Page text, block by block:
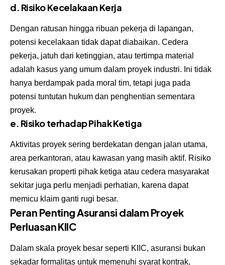
d. Risiko Kecelakaan Kerja
Dengan ratusan hingga ribuan pekerja di lapangan,
potensi kecelakaan tidak dapat diabaikan. Cedera
pekerja, jatuh dari ketinggian, atau tertimpa material
adalah kasus yang umum dalam proyek industri. Ini tidak
hanya berdampak pada moral tim, tetapi juga pada
potensi tuntutan hukum dan penghentian sementara
proyek.
e. Risiko terhadap Pihak Ketiga
Aktivitas proyek sering berdekatan dengan jalan utama,
area perkantoran, atau kawasan yang masih aktif. Risiko
kerusakan properti pihak ketiga atau cedera masyarakat
sekitar juga perlu menjadi perhatian, karena dapat
memicu klaim ganti rugi besar.
Peran Penting Asuransi dalam Proyek
Perluasan KIIC
Dalam skala proyek besar seperti KIIC, asuransi bukan
sekadar formalitas untuk memenuhi syarat kontrak,